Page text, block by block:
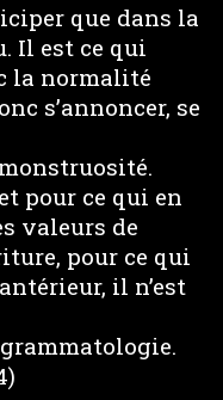
que dans la
Il est ce qui
la normalité
s’annoncer, se
pour ce qui en
valeurs de
pour ce qui
il n’est
grammatologie.